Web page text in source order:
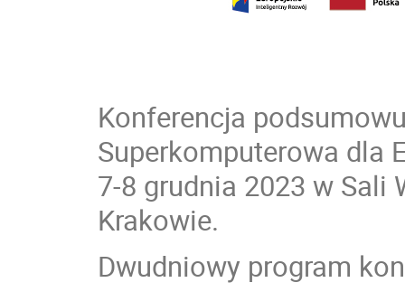
Konferencja
Superkomputerowa dla
7-8 grudnia 2023 w
Krakowie.
Dwudniowy program